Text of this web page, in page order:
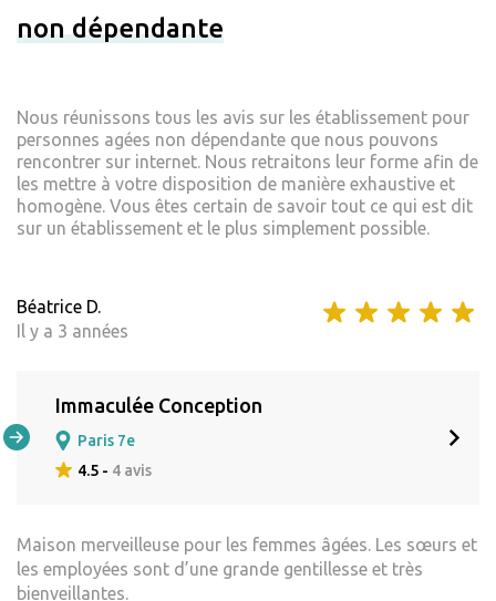
non dépendante
Nous réunissons tous les avis sur les établissement pour
personnes agées non dépendante que nous pouvons
rencontrer sur internet. Nous retraitons leur forme afin de
les mettre à votre disposition de manière exhaustive et
homogène. Vous êtes certain de savoir tout ce qui est dit
sur un établissement et le plus simplement possible.
Béatrice D.
Il y a 3 années
Immaculée Conception
Paris 7e
4.5 - 4 avis
Maison merveilleuse pour les femmes âgées. Les sœurs et
les employées sont d’une grande gentillesse et très
bienveillantes.